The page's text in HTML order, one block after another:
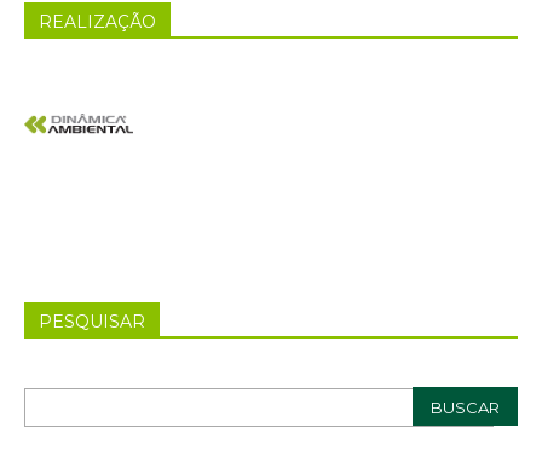
REALIZAÇÃO
PESQUISAR